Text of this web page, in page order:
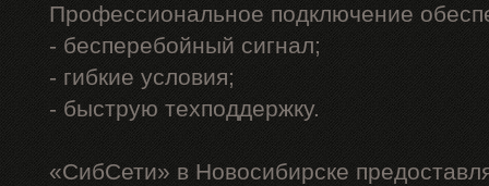
Профессиональное подключение
- бесперебойный сигнал;
- гибкие условия;
- быструю техподдержку.
«СибСети» в Новосибирске